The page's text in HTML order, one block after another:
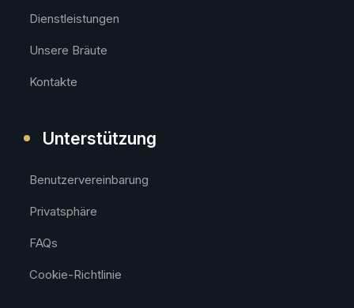
Dienstleistungen
Unsere Bräute
Kontakte
Unterstützung
Benutzervereinbarung
Privatsphäre
FAQs
Cookie-Richtlinie